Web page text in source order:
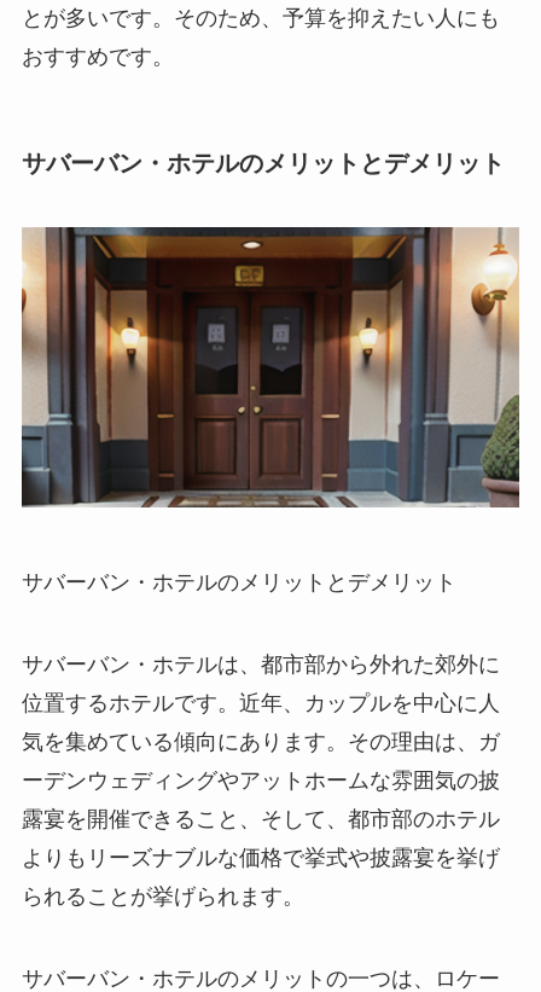
とが多いです。そのため、予算を抑えたい人にも
おすすめです。
サバーバン・ホテルのメリットとデメリット
サバーバン・ホテルのメリットとデメリット
サバーバン・ホテルは、都市部から外れた郊外に
位置するホテルです。近年、カップルを中心に人
気を集めている傾向にあります。その理由は、ガ
ーデンウェディングやアットホームな雰囲気の披
露宴を開催できること、そして、都市部のホテル
よりもリーズナブルな価格で挙式や披露宴を挙げ
られることが挙げられます。
サバーバン・ホテルのメリットの一つは、ロケー